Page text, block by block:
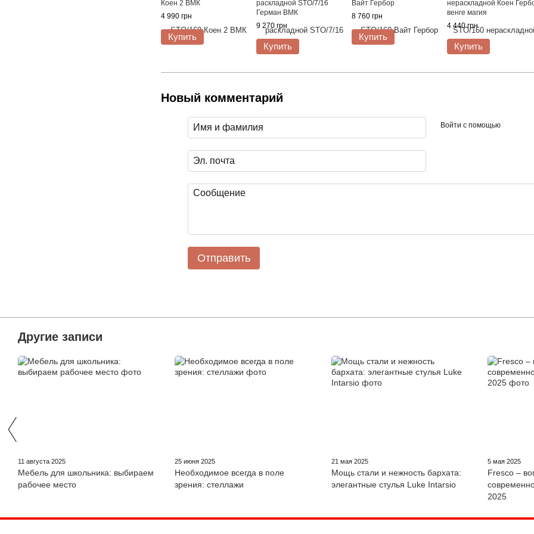
Коен 2 ВМК
4 990 грн
Купить
раскладной STO/7/16
Герман ВМК
9 270 грн
Купить
Вайт Гербор
8 760 грн
Купить
нераскладной Коен
венге магия
4 440 грн
Купить
Новый комментарий
Войти с помощью
Отправить
Другие записи
11 августа 2025
Мебель для школьника: выбираем
рабочее место
25 июня 2025
Необходимое всегда в поле
зрения: стеллажи
21 мая 2025
Мощь стали и нежность бархата:
элегантные стулья Luke Intarsio
5 мая 2025
Fresco –
2025